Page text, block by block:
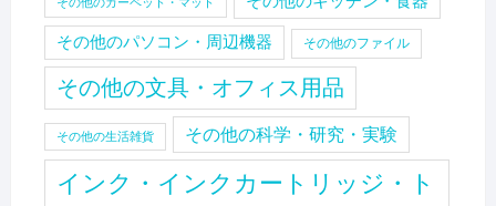
その他のカーペット・マット
その他のパソコン・周辺機器 その他のファイル
その他の文具・オフィス用品
その他の生活雑貨 その他の科学・研究・実験
インク・インクカートリッジ・ト